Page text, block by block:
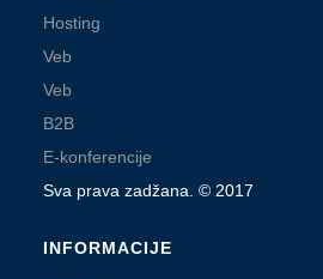
Hosting
Veb
Veb
B2B
E-konferencije
Sva prava zadžana. © 2017
INFORMACIJE